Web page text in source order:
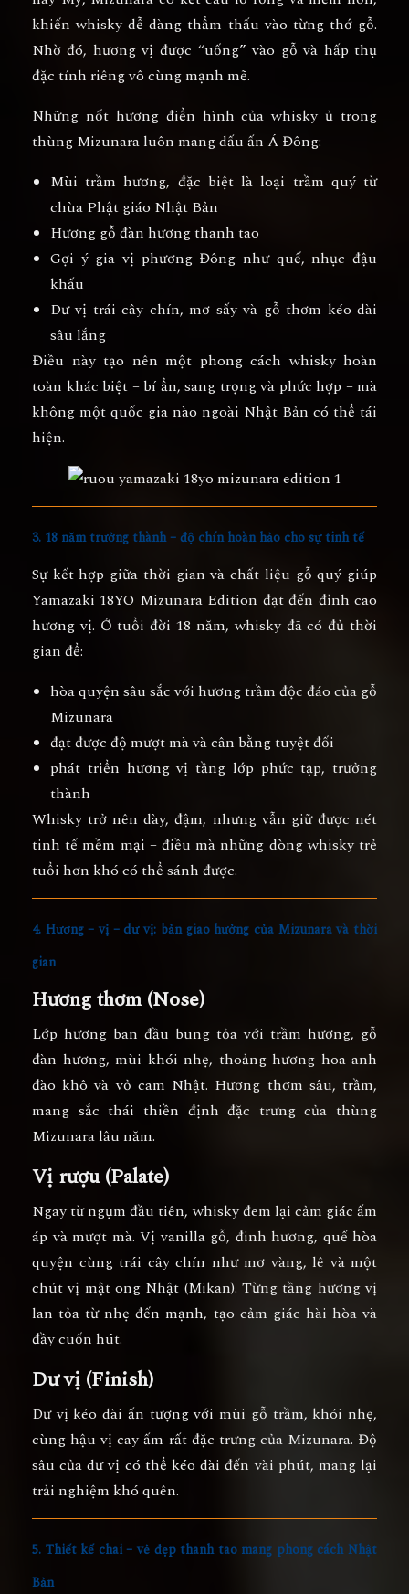
khiến whisky dễ dàng thẩm thấu vào từng thớ gỗ.
Nhờ đó, hương vị được “uống” vào gỗ và hấp thụ
đặc tính riêng vô cùng mạnh mẽ.
Những nốt hương điển hình của whisky ủ trong
thùng Mizunara luôn mang dấu ấn Á Đông:
Mùitrầm hương, đặc biệt là loại trầm quý từ
chùa Phật giáo Nhật Bản
Hương gỗ đàn hươngthanh tao
Gợi ý gia vị phương Đông như quế, nhục đậu
khấu
Dư vị trái cây chín, mơ sấy và gỗ thơm kéo dài
sâu lắng
Điều này tạo nên một phong cách whisky hoàn
toàn khác biệt – bí ẩn, sang trọng và phức hợp – mà
không một quốc gia nào ngoài Nhật Bản có thể tái
hiện.
3. 18 năm trưởng thành – độ chín hoàn hảo cho sự tinh tế
Sự kết hợp giữa thời gian và chất liệu gỗ quý giúp
Yamazaki 18YO Mizunara Edition đạt đến đỉnh cao
hương vị. Ở tuổi đời18 năm, whisky đã có đủ thời
gian để:
hòa quyện sâu sắc với hương trầm độc đáo của gỗ
Mizunara
đạt được độ mượt mà và cân bằng tuyệt đối
phát triển hương vị tầng lớp phức tạp, trưởng
thành
Whisky trở nên dày, đậm, nhưng vẫn giữ được nét
tinh tế mềm mại – điều mà những dòng whisky trẻ
tuổi hơn khó có thể sánh được.
4. Hương – vị – dư vị: bản giao hưởng của Mizunara và thời
gian
Hương thơm (Nose)
Lớp hương ban đầu bung tỏa với trầm hương, gỗ
đàn hương, mùi khói nhẹ, thoảng hương hoa anh
đào khô và vỏ cam Nhật. Hương thơm sâu, trầm,
mang sắc thái thiền định đặc trưng của thùng
Mizunara lâu năm.
Vị rượu (Palate)
Ngay từ ngụm đầu tiên, whisky đem lại cảm giác ấm
áp và mượt mà. Vịvanilla gỗ, đinh hương, quếhòa
quyện cùng trái cây chín như mơ vàng, lê và một
chút vị mật ong Nhật (Mikan). Từng tầng hương vị
lan tỏa từ nhẹ đến mạnh, tạo cảm giác hài hòa và
đầy cuốn hút.
Dư vị (Finish)
Dư vị kéo dài ấn tượng với mùi gỗ trầm,khói nhẹ,
cùng hậu vị cay ấm rất đặc trưng của Mizunara. Độ
sâu của dư vị có thể kéo dài đến vài phút, mang lại
trải nghiệm khó quên.
5. Thiết kế chai – vẻ đẹp thanh tao mang phong cách Nhật
Bản